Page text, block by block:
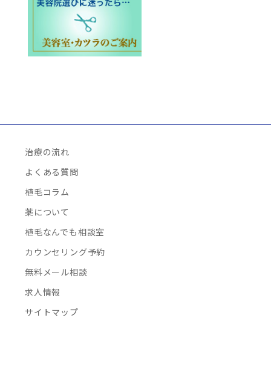
治療の流れ
よくある質問
植毛コラム
薬について
植毛なんでも相談室
カウンセリング予約
無料メール相談
求人情報
サイトマップ